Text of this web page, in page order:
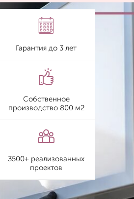
Гарантия до 3 лет
Собственное
производство 800 м2
3500+ реализованных
проектов